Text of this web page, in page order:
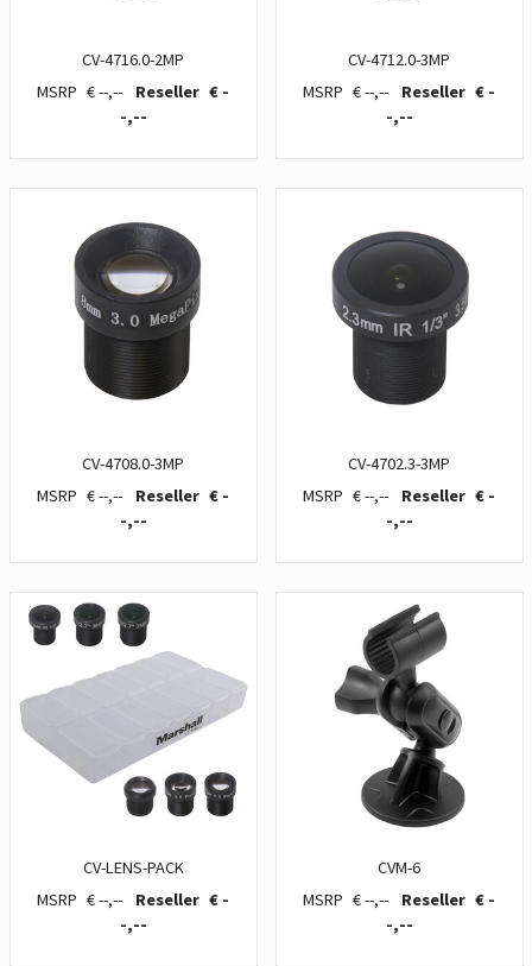
CV-4716.0-2MP
€ --,--
€ -
-,--
CV-4712.0-3MP
€ --,--
€ -
-,--
CV-4708.0-3MP
€ --,--
€ -
-,--
CV-4702.3-3MP
€ --,--
€ -
-,--
CV-LENS-PACK
€ --,--
€ -
-,--
CVM-6
€ --,--
€ -
-,--